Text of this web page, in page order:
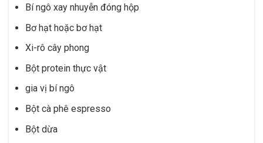
Bí ngô xay nhuyễn đóng hộp
Bơ hạt hoặc bơ hạt
Xi-rô cây phong
Bột protein thực vật
gia vị bí ngô
Bột cà phê espresso
Bột dừa